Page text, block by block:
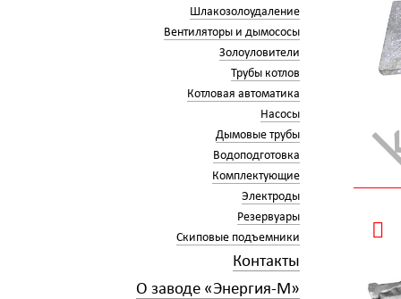
Шлакозолоудаление
Вентиляторы и дымососы
Золоуловители
Трубы котлов
Котловая автоматика
Насосы
Дымовые трубы
Водоподготовка
Комплектующие
Электроды
Резервуары
Скиповые подъемники
Контакты
О заводе «Энергия-М»